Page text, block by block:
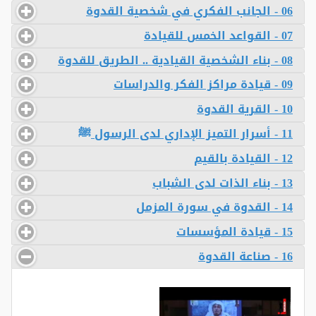
06 - الجانب الفكري في شخصية القدوة
07 - القواعد الخمس للقيادة
08 - بناء الشخصية القيادية .. الطريق للقدوة
09 - قيادة مراكز الفكر والدراسات
10 - القرية القدوة
11 - أسرار التميز الإداري لدى الرسول ﷺ
12 - القيادة بالقيم
13 - بناء الذات لدى الشباب
14 - القدوة في سورة المزمل
15 - قيادة المؤسسات
16 - صناعة القدوة